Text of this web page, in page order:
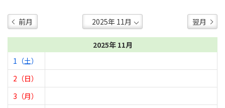
前月 翌月
2025年 11月
1（土）
2（日）
3（月）